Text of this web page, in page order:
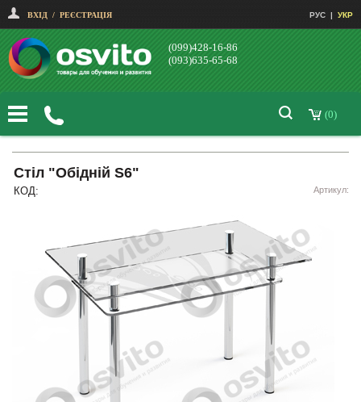
ВХІД / РЕЄСТРАЦІЯ РУС | УКР
(099)428-16-86
(093)635-65-68
(0)
Стіл "Обідній S6"
КОД: Артикул: